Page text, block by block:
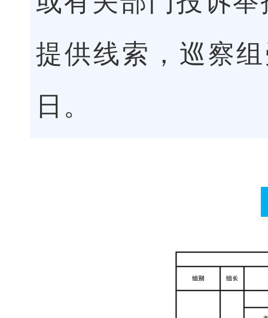
提供线索，巡察
日。